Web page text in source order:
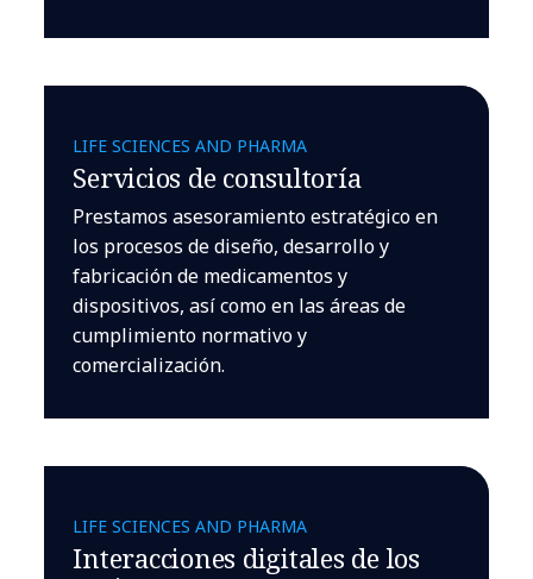
LIFE SCIENCES AND PHARMA
Servicios de consultoría
Prestamos asesoramiento estratégico en
los procesos de diseño, desarrollo y
fabricación de medicamentos y
dispositivos, así como en las áreas de
cumplimiento normativo y
comercialización.
LIFE SCIENCES AND PHARMA
Interacciones digitales de los